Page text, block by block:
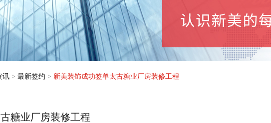
讯 > 最新签约 > 新美装饰成功签单太古糖业厂房装修工程
糖业厂房装修工程